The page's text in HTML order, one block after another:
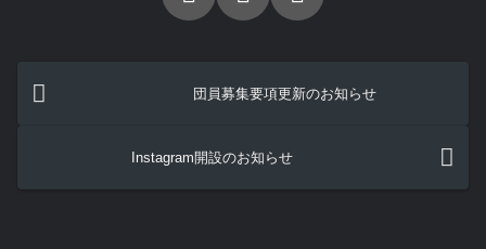
団員募集要項更新のお知らせ
Instagram開設のお知らせ